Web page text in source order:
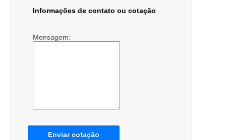
Informações de contato ou cotação
Mensagem:
Enviar cotação